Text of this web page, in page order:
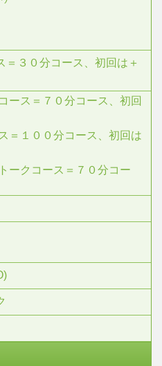
＝３０分コース、初回は＋
ース＝７０分コース、初回
＝１００分コース、初回は
ークコース＝７０分コー